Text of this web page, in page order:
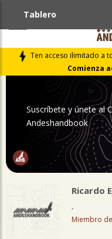
Ten acceso ilimitado a
Comienza
Tablero
Suscríbete y únete al
Andeshandbook
Ricardo
,
Miembro